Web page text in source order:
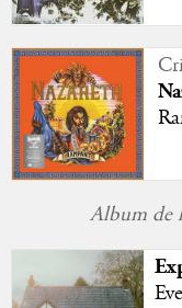
Album de